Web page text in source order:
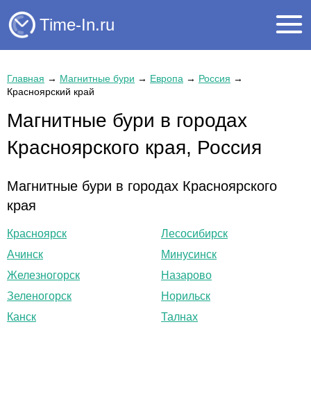
Time-In.ru
Главная → Магнитные бури → Европа → Россия →
Красноярский край
Магнитные бури в городах
Красноярского края, Россия
Магнитные бури в городах Красноярского
края
Красноярск
Ачинск
Железногорск
Зеленогорск
Канск
Лесосибирск
Минусинск
Назарово
Норильск
Талнах